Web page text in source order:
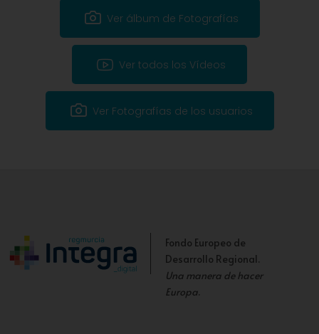
Ver álbum de Fotografías
Ver todos los Vídeos
Ver Fotografías de los usuarios
Fondo Europeo de
Desarrollo Regional.
Una manera de hacer
Europa.